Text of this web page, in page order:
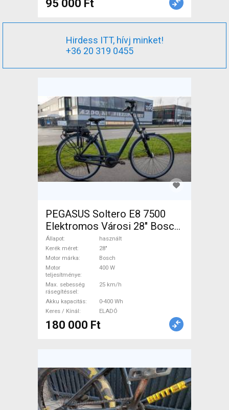
95 000 Ft
Hirdess ITT, hívj minket!
+36 20 319 0455
PEGASUS Soltero E8 7500
Elektromos Városi 28" Bosch
használt ELADÓ
Állapot
használt
Kerék méret
28"
Motor márka
Bosch
Motor
teljesítménye
400 W
Max. sebesség
rásegítéssel
25 km/h
Akku kapacitás
0-400 Wh
Keres / Kínál
ELADÓ
180 000 Ft